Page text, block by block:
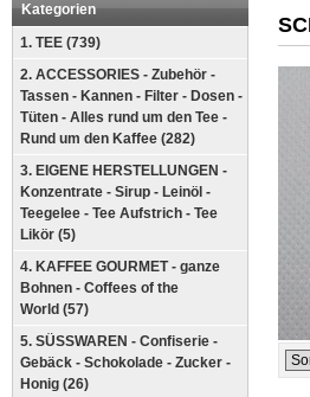
Kategorien
1. TEE (739)
2. ACCESSORIES - Zubehör -
Tassen - Kannen - Filter - Dosen -
Tüten - Alles rund um den Tee -
Rund um den Kaffee (282)
3. EIGENE HERSTELLUNGEN -
Konzentrate - Sirup - Leinöl -
Teegelee - Tee Aufstrich - Tee
Likör (5)
4. KAFFEE GOURMET - ganze
Bohnen - Coffees of the
World (57)
5. SÜSSWAREN - Confiserie -
Gebäck - Schokolade - Zucker -
Honig (26)